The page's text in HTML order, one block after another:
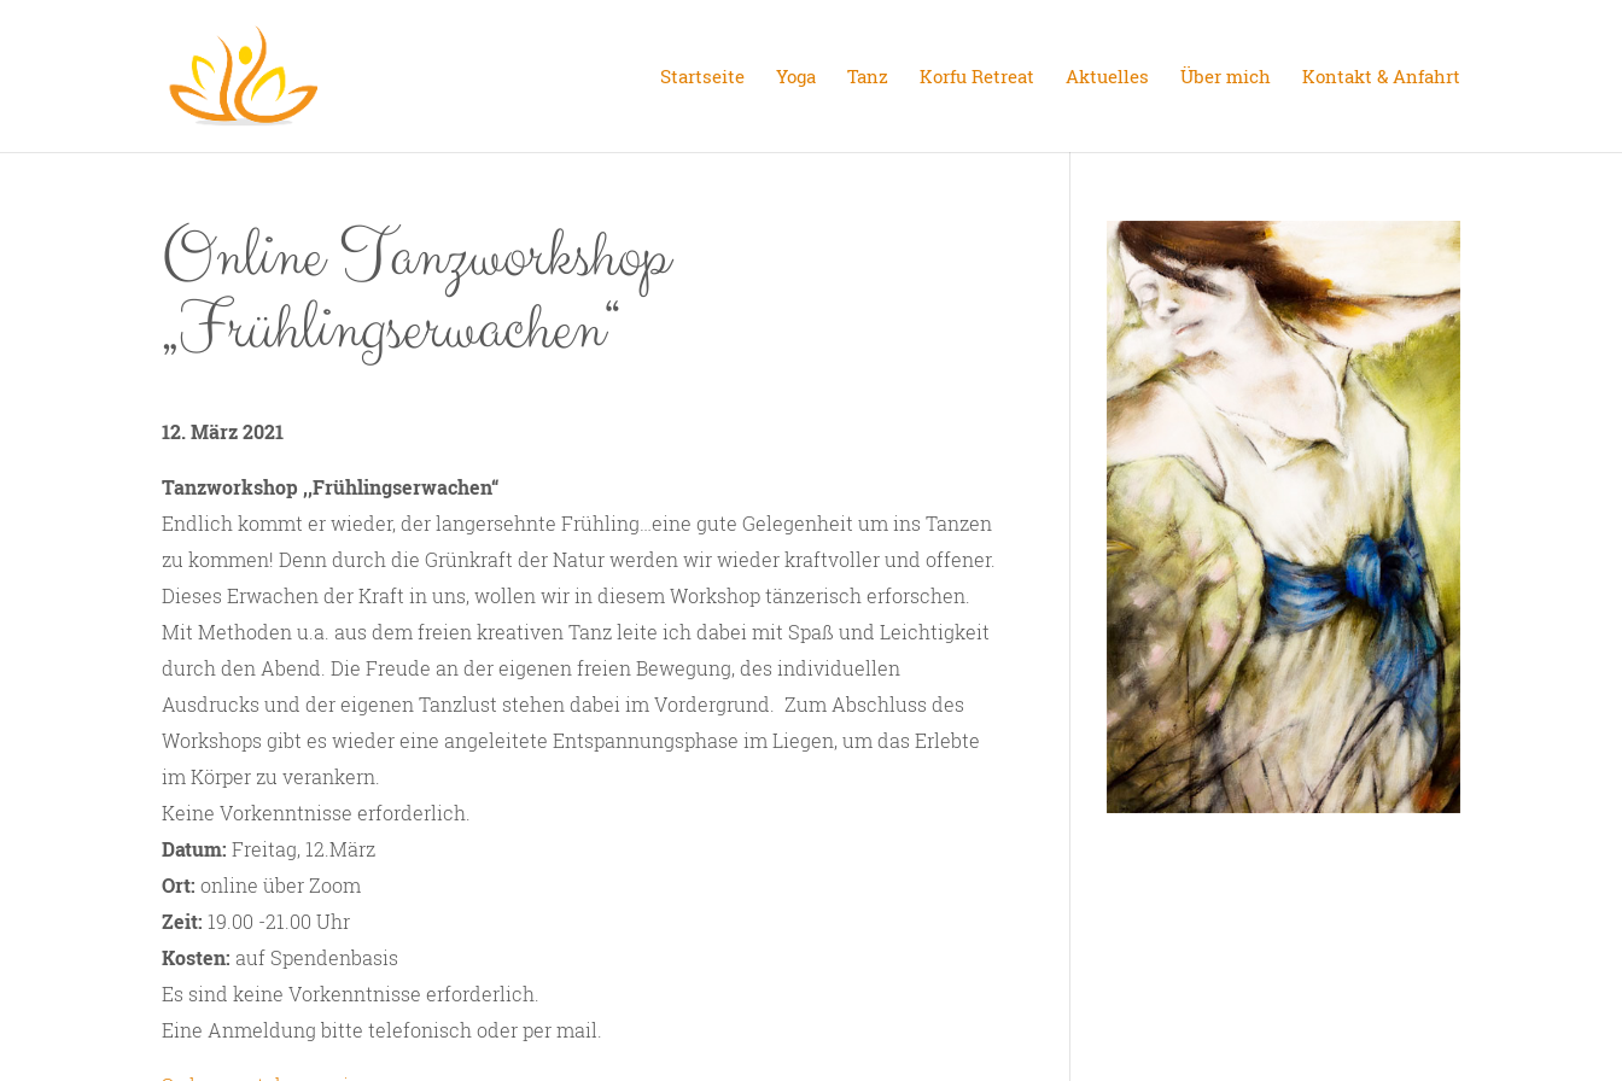
Startseite Yoga Tanz Korfu Retreat Aktuelles Über mich Kontakt & Anfahrt
Online Tanzworkshop
„Frühlingserwachen“
12. März 2021
Tanzworkshop ,,Frühlingserwachen“
Endlich kommt er wieder, der langersehnte Frühling…eine gute Gelegenheit um ins Tanzen
zu kommen! Denn durch die Grünkraft der Natur werden wir wieder kraftvoller und offener.
Dieses Erwachen der Kraft in uns, wollen wir in diesem Workshop tänzerisch erforschen.
Mit Methoden u.a. aus dem freien kreativen Tanz leite ich dabei mit Spaß und Leichtigkeit
durch den Abend. Die Freude an der eigenen freien Bewegung, des individuellen
Ausdrucks und der eigenen Tanzlust stehen dabei im Vordergrund. Zum Abschluss des
Workshops gibt es wieder eine angeleitete Entspannungsphase im Liegen, um das Erlebte
im Körper zu verankern.
Keine Vorkenntnisse erforderlich.
Datum: Freitag, 12.März
Ort:online über Zoom
Zeit: 19.00 -21.00 Uhr
Kosten: auf Spendenbasis
Es sind keine Vorkenntnisse erforderlich.
Eine Anmeldung bitte telefonisch oder per mail.